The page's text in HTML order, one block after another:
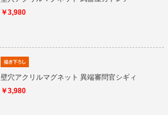
￥3,980
壁穴アクリルマグネット 異端審問官シギィ
￥3,980